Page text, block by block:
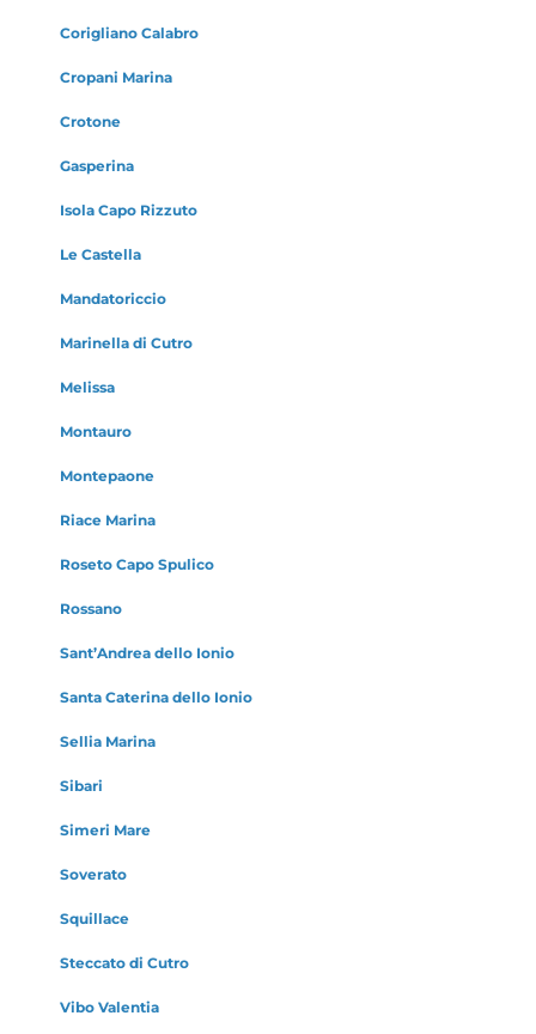
Corigliano Calabro
Cropani Marina
Crotone
Gasperina
Isola Capo Rizzuto
Le Castella
Mandatoriccio
Marinella di Cutro
Melissa
Montauro
Montepaone
Riace Marina
Roseto Capo Spulico
Rossano
Sant’Andrea dello Ionio
Santa Caterina dello Ionio
Sellia Marina
Sibari
Simeri Mare
Soverato
Squillace
Steccato di Cutro
Vibo Valentia